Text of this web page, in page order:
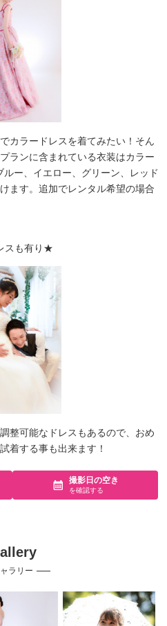
カラードレスを着てみたい！そん
ランに含まれている衣装はカラー
ルー、イエロー、グリーン、レッド
ます。追加でレンタル希望の場合
スも有り★
整可能なドレスもあるので、おめ
着する事も出来ます！
撮影日の空き
を確認する
ラリー